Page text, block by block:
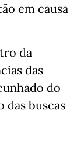
em causa
da
das
do
das buscas